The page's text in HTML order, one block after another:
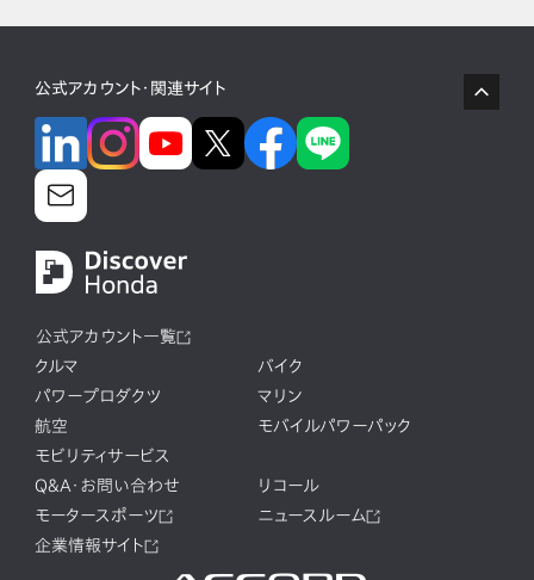
公式アカウント・関連サイト
公式アカウント一覧
クルマ
バイク
パワープロダクツ
マリン
航空
モバイルパワーパック
モビリティサービス
Q&A・お問い合わせ
リコール
モータースポーツ
ニュースルーム
企業情報サイト